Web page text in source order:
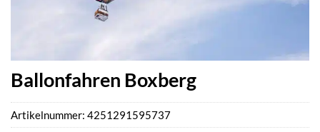
Ballonfahren Boxberg
Artikelnummer: 4251291595737